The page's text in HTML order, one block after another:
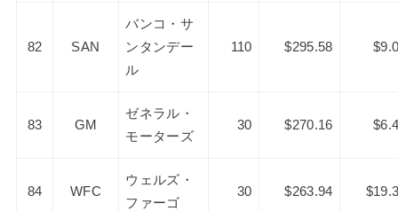
82 SAN
バンコ・サ
ンタンデー
ル
110 $295.58
83 GM
ゼネラル・
モーターズ
30 $270.16
84 WFC
ウェルズ・
ファーゴ
30 $263.94